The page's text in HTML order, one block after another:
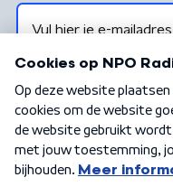
Algemene voorwaarden